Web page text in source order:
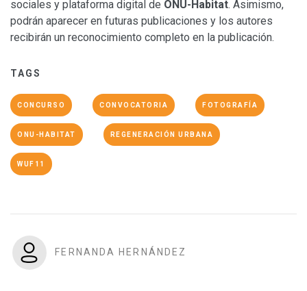
sociales y plataforma digital de ONU-Habitat. Asimismo,
podrán aparecer en futuras publicaciones y los autores
recibirán un reconocimiento completo en la publicación.
TAGS
CONCURSO CONVOCATORIA FOTOGRAFÍA
ONU-HABITAT REGENERACIÓN URBANA
WUF11
FERNANDA HERNÁNDEZ